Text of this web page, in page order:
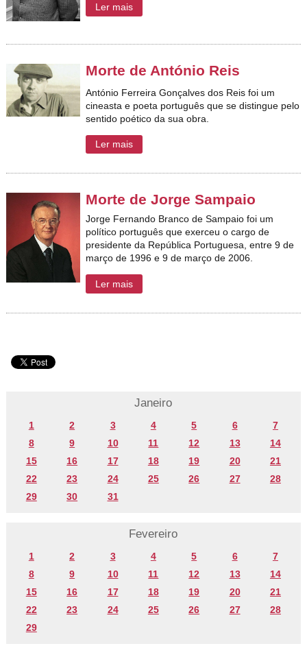
Ler mais
Morte de António Reis
António Ferreira Gonçalves dos Reis foi um
cineasta e poeta português que se distingue pelo
sentido poético da sua obra.
Ler mais
Morte de Jorge Sampaio
Jorge Fernando Branco de Sampaio foi um
político português que exerceu o cargo de
presidente da República Portuguesa, entre 9 de
março de 1996 e 9 de março de 2006.
Ler mais
Janeiro
1 2 3 4 5 6
7
8
9 10 11 12 13
14
15
16 17 18 19 20
21
22
23 24 25 26 27
28
29
30 31
Fevereiro
1 2 3 4 5 6
7
8
9 10 11 12 13
14
15
16 17 18 19 20
21
22
23 24 25 26 27
28
29